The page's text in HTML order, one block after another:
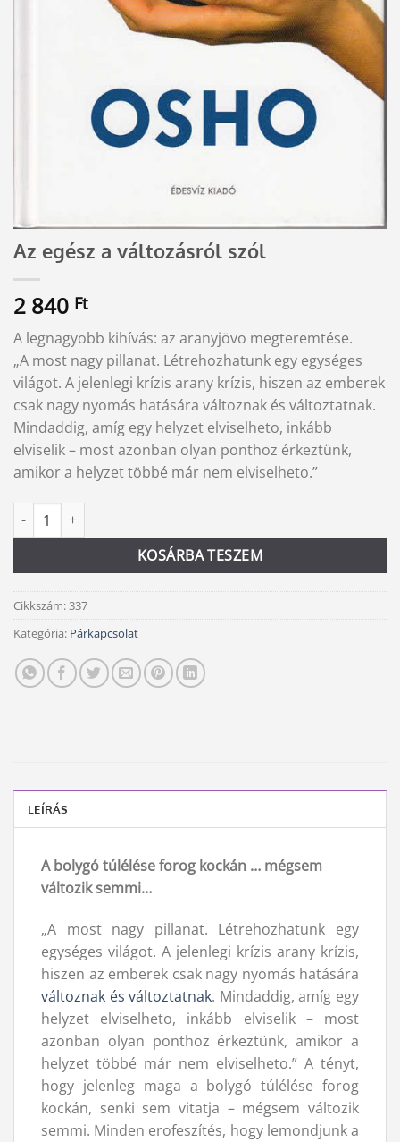
Az egész a változásról szól
2 840 Ft
A legnagyobb kihívás: az aranyjövo megteremtése.
„A most nagy pillanat. Létrehozhatunk egy egységes
világot. A jelenlegi krízis arany krízis, hiszen az emberek
csak nagy nyomás hatására változnak és változtatnak.
Mindaddig, amíg egy helyzet elviselheto, inkább
elviselik – most azonban olyan ponthoz érkeztünk,
amikor a helyzet többé már nem elviselheto.”
Az egész a változásról szól mennyiség
KOSÁRBA TESZEM
Alternative:
Cikkszám:337
Kategória: Párkapcsolat
LEÍRÁS
A bolygó túlélése forog kockán … mégsem
változik semmi…
„A most nagy pillanat. Létrehozhatunk egy
egységes világot. A jelenlegi krízis arany krízis,
hiszen az emberek csak nagy nyomás hatására
változnak és változtatnak. Mindaddig, amíg egy
helyzet elviselheto, inkább elviselik – most
azonban olyan ponthoz érkeztünk, amikor a
helyzet többé már nem elviselheto.” A tényt,
hogy jelenleg maga a bolygó túlélése forog
kockán, senki sem vitatja – mégsem változik
semmi. Minden erofeszítés, hogy lemondjunk a